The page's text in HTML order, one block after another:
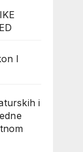
I
i